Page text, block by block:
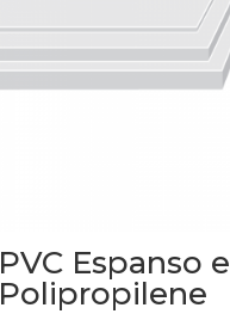
PVC Espanso e
Polipropilene